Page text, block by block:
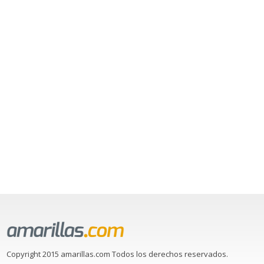
Copyright 2015 amarillas.com Todos los derechos reservados.